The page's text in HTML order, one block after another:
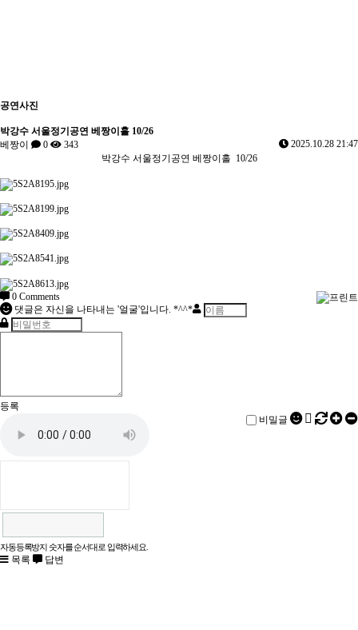
공연사진
박강수 서울정기공연 베짱이홀 10/26
베짱이
0 343
2025.10.28 21:47
박강수 서울정기공연 베짱이홀 10/26
0 Comments
댓글은 자신을 나타내는 '얼굴'입니다. *^^*
등록
비밀글
자동등록방지 숫자를 순서대로 입력하세요.
목록 답변